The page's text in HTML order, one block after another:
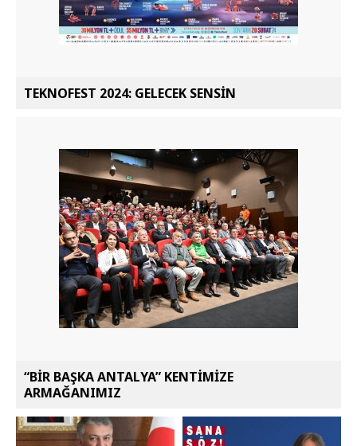
TEKNOFEST 2024: GELECEK SENSİN
“BİR BAŞKA ANTALYA” KENTİMİZE
ARMAĞANIMIZ